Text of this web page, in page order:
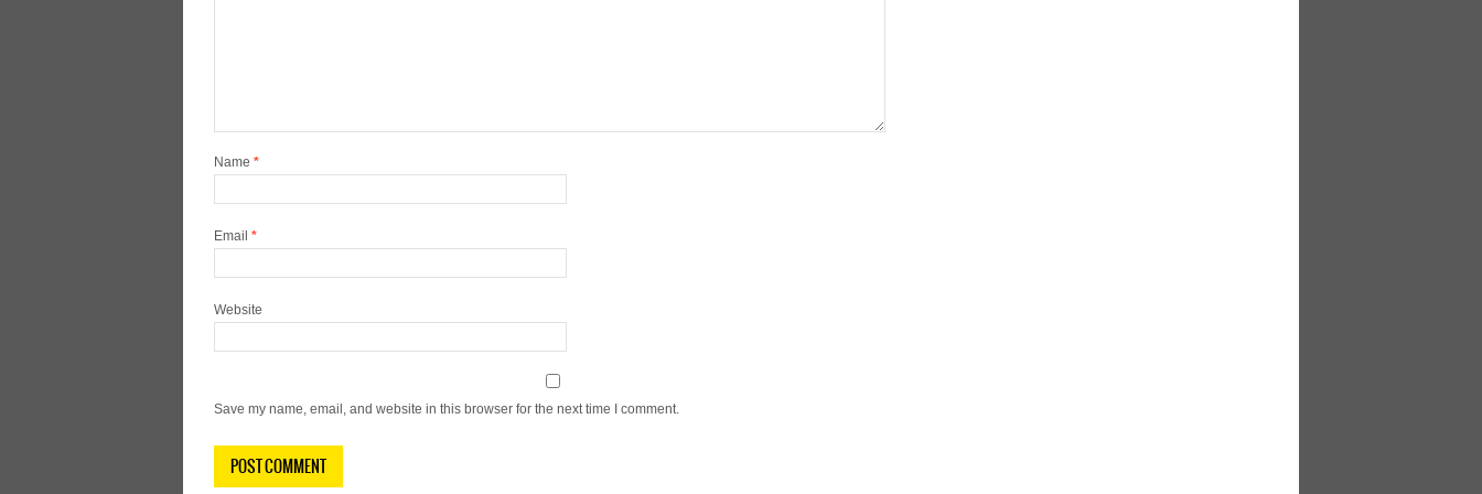
Name *
Email *
Website
Save my name, email, and website in this browser for the next time I comment.